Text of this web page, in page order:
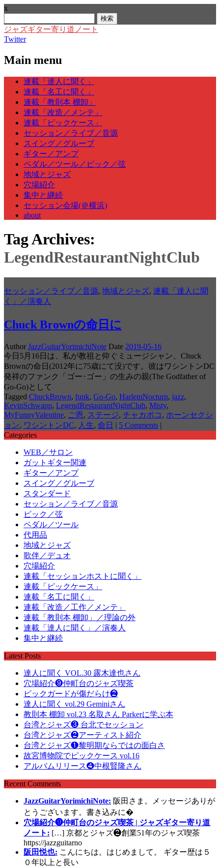
x
索:
ジャズギター寄り道ノート
Twitter
Main menu
Skip
content
連載「達人に聞く」
連載「名工に聞く」
連載「教則本 棚卸」
連載「改造／メンテ」
連載「ピックケース」
セッション／ライブ／音源
スイング／グルーブ
ギター／アンプ
ペダル／ツール／ピック／弦
地域とジャズ
穴場紹介
集中と継続
セッション会場(＠横浜)
about
Tag Archives:
LegendRestaurantNightClub
セッション／ライブ／音源, 地域とジャズ, 連載「達人に聞
く」／演奏人
Chuck Brownの命日に
Author JazzGuitarYorimichiNote Date 2019-05-16
今日5月16日は、私が教祖と仰ぐミュージシャン、Chuck
Brownの命日(2012年に75歳にて没)です。彼はワシントンDC
発祥のファンク「ゴー･ゴー」の生みの親(The Godfather of
Go-Go)として
Tagged ChuckBrown, funk, Go-Go, HarlemNocturn, jazz,
KevinSchwapp, LegendRestaurantNightClub, Misty,
MyFunnyValentine, ご恩, ステージ, チャカポコ , ホーンセクシ
ョン, ワシントンDC, 人生, 命日 | 5 Comments |
Categories
WEB／サロン
ガットギター関連
ギター／アンプ
スイング／グルーブ
スタンダード
セッション／ライブ／音源
ピック／弦
ペダル／ツール
代用品
地域とジャズ
歌伴／デュオ
穴場紹介
連載「セッションホストに聞く」
連載「ピックケース」
連載「名工に聞く」
連載「改造／工作／メンテ」
連載「教則本 棚卸」／理論の外
連載「達人に聞く」／演奏人
集中と継続
Latest Posts
達人に聞く VOL.30 露木達也さん
穴場紹介❾仲町台のジャズ喫茶
ピックガードが傷だらけ❷
達人に聞く vol.29 Geminiさん
教則本 棚卸 vol.23 名取さん Parkerに学ぶ本
台湾とジャズ❸ 台北でセッション
台湾とジャズ❷アーティスト紹介
台湾とジャズ❶黎明期ならではの面白さ
故宮博物院でピックケース vol.16
アルバムリリース❹中根賢隆さん
Recent Comments
JazzGuitarYorimichiNote: 阪田さま。メッセージありが
とうございます。書き込みに�
穴場紹介❾仲町台のジャズ喫茶 | ジャズギター寄り道
ノート: […] 京都とジャズ❷創業51年のジャズ喫茶
https://jazzguitarno
阪田悦也: こんにちは。はじめまして。 ギター歴は５
０年以上と長い